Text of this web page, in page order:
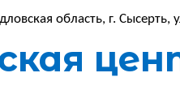
область, г.